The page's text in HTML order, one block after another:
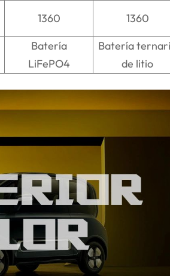
1360 1360
Batería
LiFePO4
Batería
de litio